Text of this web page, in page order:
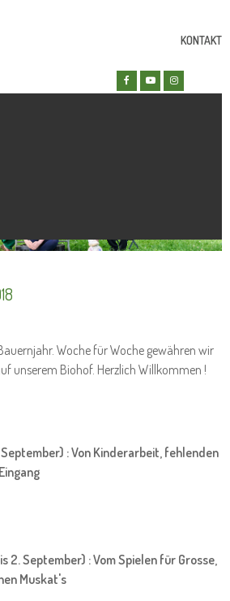
KONTAKT
Woche für Woche gewähren wir
unserem Biohof. Herzlich Willkommen !
: Von Kinderarbeit, fehlenden
2. September) : Vom Spielen für Grosse,
Muskat's